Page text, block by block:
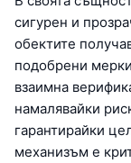
сигурен и
обектите
подобрени
взаимна
намалявайки
гарантирайки
механизъм е